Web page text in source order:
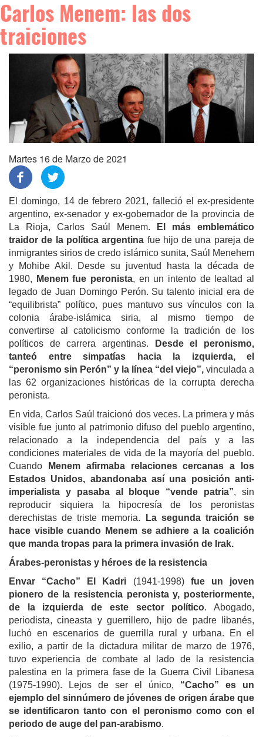
Carlos Menem: las dos
traiciones
Martes 16 de Marzo de 2021
El domingo, 14 de febrero 2021, falleció el ex-presidente
argentino, ex-senador y ex-gobernador de la provincia de
La Rioja, Carlos Saúl Menem.
El más emblemático
traidor de la política argentina fue hijo de una pareja de
inmigrantes sirios de credo islámico sunita, Saúl Menehem
y Mohibe Akil. Desde su juventud hasta la década de
1980,
Menem fue peronista, en un intento de lealtad al
legado de Juan Domingo Perón. Su talento inicial era de
“equilibrista” político, pues mantuvo sus vínculos con la
colonia árabe-islámica siria, al mismo tiempo de
convertirse al catolicismo conforme la tradición de los
políticos de carrera argentinas.
Desdeel peronismo,
tanteó entre simpatías
haciala izquierda, el
“peronismo sin Perón” y la línea “del viejo”, vinculada a
las 62 organizaciones históricas de la corrupta derecha
peronista.
En vida, Carlos Saúl traicionó dos veces. La primera y más
visible fue junto al patrimonio difuso del pueblo argentino,
relacionado a la independencia del país y a las
condiciones materiales de vida de la mayoría del pueblo.
Cuando
Menem afirmabarelacionescercanas a los
Estados Unidos, abandonaba así una posición anti-
imperialista y pasabaal bloque “vende patria”, sin
reproducir siquiera la hipocresía de los peronistas
derechistas de triste memoria.
La segunda traición se
hace visible cuando Menem seadhiere a la coalición
que manda tropas para la primera invasión de Irak.
Árabes-peronistas y héroes de la resistencia
Envar “Cacho” El Kadri (1941-1998) fue un joven
pionero de la resistencia peronista y, posteriormente,
de la izquierda de este sector político. Abogado,
periodista, cineasta y guerrillero, hijo de padre libanés,
luchó en escenarios de guerrilla rural y urbana. En el
exilio, a partir de la dictadura militar de marzo de 1976,
tuvo experiencia de combate al lado de la resistencia
palestina en la primera fase de la Guerra Civil Libanesa
(1975-1990). Lejos de ser el único, “Cacho” es un
ejemplo de l sinnúmero dejóvenes de origen árabe que
se identificaron tanto con el peronismo como con el
periodo de auge del pan-arabismo.